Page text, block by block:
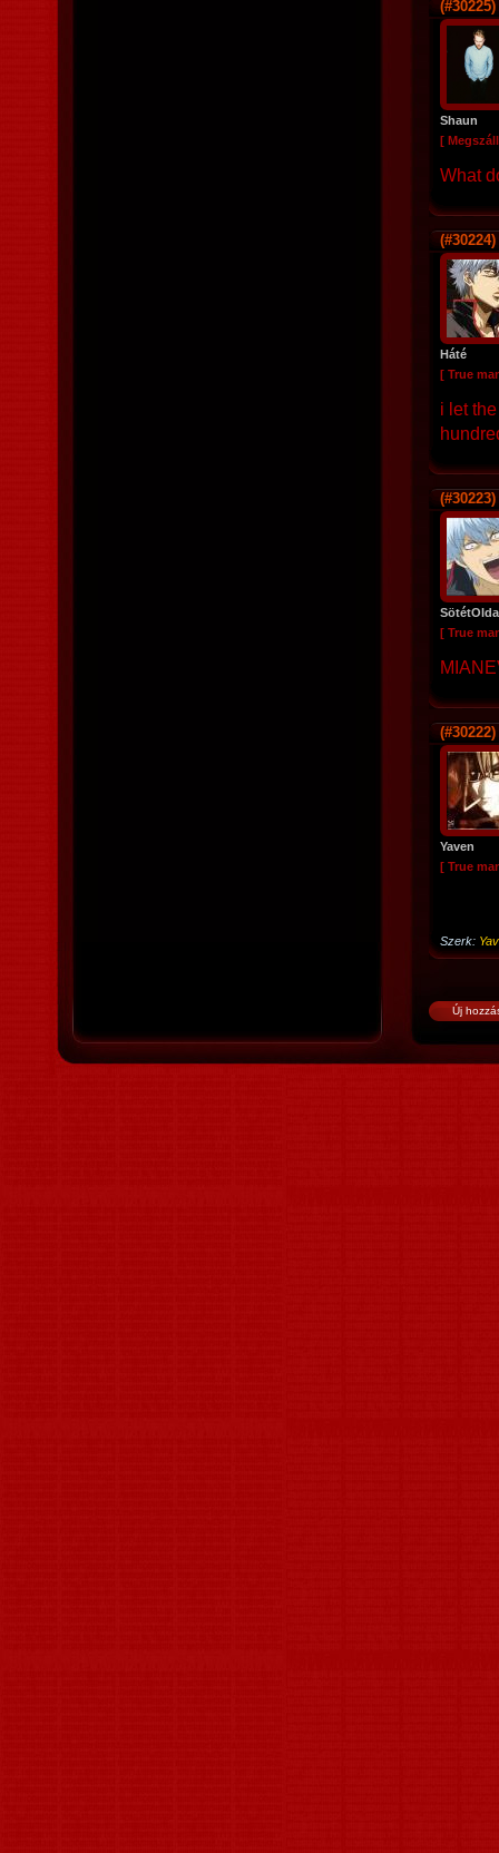
(#30225)
Shaun
[
What
(#30224)
Háté
[ True
i let
(#30223)
[ True
(#30222)
Yaven
[ True
Szerk: